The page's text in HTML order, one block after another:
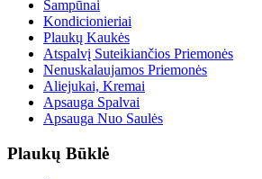
Šampūnai
Kondicionieriai
Plaukų Kaukės
Atspalvį Suteikiančios Priemonės
Nenuskalaujamos Priemonės
Aliejukai, Kremai
Apsauga Spalvai
Apsauga Nuo Saulės
Plaukų Būklė